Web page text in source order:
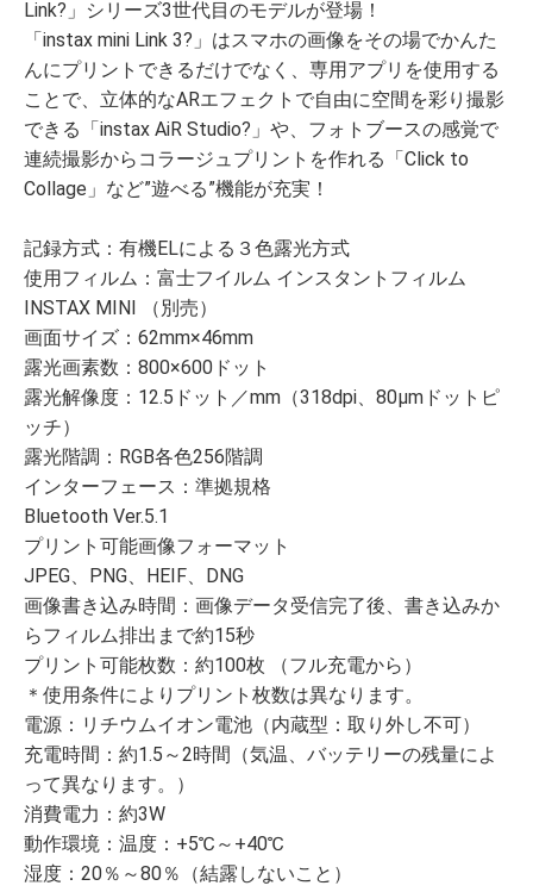
Link?」シリーズ3世代目のモデルが登場！
「instax mini Link 3?」はスマホの画像をその場でかんた
んにプリントできるだけでなく、専用アプリを使用する
ことで、立体的なARエフェクトで自由に空間を彩り撮影
できる「instax AiR Studio?」や、フォトブースの感覚で
連続撮影からコラージュプリントを作れる「Click to
Collage」など”遊べる”機能が充実！
記録方式：有機ELによる３色露光方式
使用フィルム：富士フイルム インスタントフィルム
INSTAX MINI （別売）
画面サイズ：62mm×46mm
露光画素数：800×600ドット
露光解像度：12.5ドット／mm（318dpi、80μmドットピ
ッチ）
露光階調：RGB各色256階調
インターフェース：準拠規格
Bluetooth Ver.5.1
プリント可能画像フォーマット
JPEG、PNG、HEIF、DNG
画像書き込み時間：画像データ受信完了後、書き込みか
らフィルム排出まで約15秒
プリント可能枚数：約100枚 （フル充電から）
＊使用条件によりプリント枚数は異なります。
電源：リチウムイオン電池（内蔵型：取り外し不可）
充電時間：約1.5～2時間（気温、バッテリーの残量によ
って異なります。）
消費電力：約3W
動作環境：温度：+5℃～+40℃
湿度：20％～80％（結露しないこと）